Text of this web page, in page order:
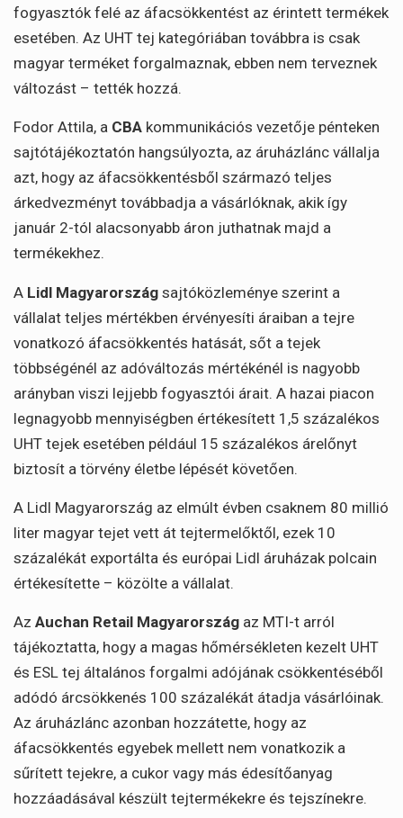
fogyasztók felé az áfacsökkentést az érintett termékek
esetében. Az UHT tej kategóriában továbbra is csak
magyar terméket forgalmaznak, ebben nem terveznek
változást – tették hozzá.
Fodor Attila, a CBA kommunikációs vezetője pénteken
sajtótájékoztatón hangsúlyozta, az áruházlánc vállalja
azt, hogy az áfacsökkentésből származó teljes
árkedvezményt továbbadja a vásárlóknak, akik így
január 2-tól alacsonyabb áron juthatnak majd a
termékekhez.
A Lidl Magyarország sajtóközleménye szerint a
vállalat teljes mértékben érvényesíti áraiban a tejre
vonatkozó áfacsökkentés hatását, sőt a tejek
többségénél az adóváltozás mértékénél is nagyobb
arányban viszi lejjebb fogyasztói árait. A hazai piacon
legnagyobb mennyiségben értékesített 1,5 százalékos
UHT tejek esetében például 15 százalékos árelőnyt
biztosít a törvény életbe lépését követően.
A Lidl Magyarország az elmúlt évben csaknem 80 millió
liter magyar tejet vett át tejtermelőktől, ezek 10
százalékát exportálta és európai Lidl áruházak polcain
értékesítette – közölte a vállalat.
Az Auchan Retail Magyarország az MTI-t arról
tájékoztatta, hogy a magas hőmérsékleten kezelt UHT
és ESL tej általános forgalmi adójának csökkentéséből
adódó árcsökkenés 100 százalékát átadja vásárlóinak.
Az áruházlánc azonban hozzátette, hogy az
áfacsökkentés egyebek mellett nem vonatkozik a
sűrített tejekre, a cukor vagy más édesítőanyag
hozzáadásával készült tejtermékekre és tejszínekre.